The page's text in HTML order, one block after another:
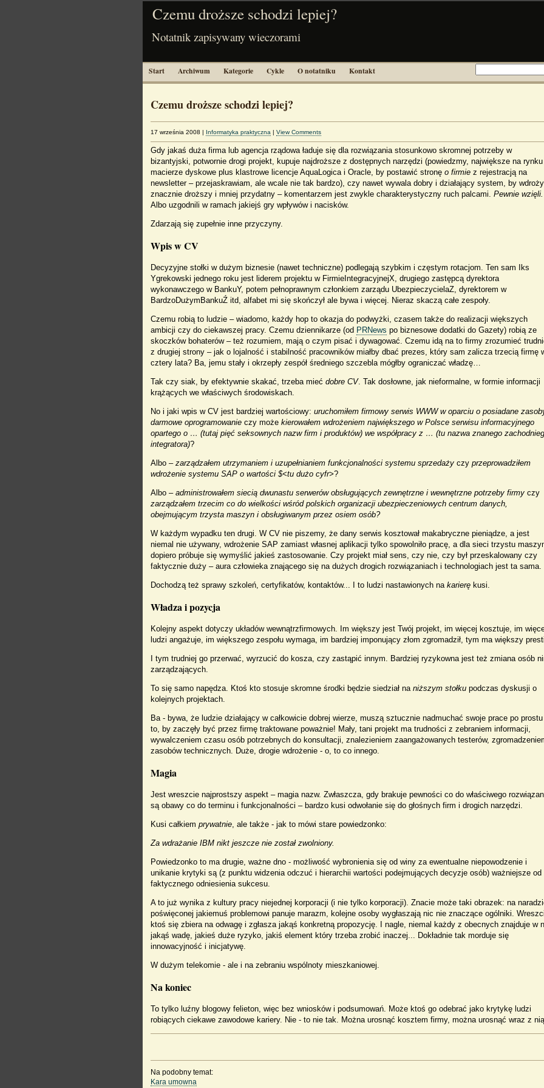
Czemu droższe schodzi lepiej?
Notatnik zapisywany wieczorami
Start Archiwum Kategorie Cykle O notatniku Kontakt
Czemu droższe schodzi lepiej?
17 września 2008 | Informatyka praktyczna | View Comments
Gdy jakaś duża firma lub agencja rządowa ładuje się dla rozwiązania stosunkowo skromnej potrzeby w
bizantyjski, potwornie drogi projekt, kupuje najdroższe z dostępnych narzędzi (powiedzmy, największe na rynku
macierze dyskowe plus klastrowe licencje AquaLogica i Oracle, by postawić stronę o firmie z rejestracją na
newsletter – przejaskrawiam, ale wcale nie tak bardzo), czy nawet wywala dobry i działający system, by
znacznie droższy i mniej przydatny – komentarzem jest zwykle charakterystyczny ruch palcami. Pewnie wzięli.
Albo uzgodnili w ramach jakiejś gry wpływów i nacisków.
Zdarzają się zupełnie inne przyczyny.
Wpis w CV
Decyzyjne stołki w dużym biznesie (nawet techniczne) podlegają szybkim i częstym rotacjom. Ten sam Iks
Ygrekowski jednego roku jest liderem projektu w FirmieIntegracyjnejX, drugiego zastępcą dyrektora
wykonawczego w BankuY, potem pełnoprawnym członkiem zarządu UbezpieczycielaZ, dyrektorem w
BardzoDużymBankuŹ itd, alfabet mi się skończył ale bywa i więcej. Nieraz skaczą całe zespoły.
Czemu robią to ludzie – wiadomo, każdy hop to okazja do podwyżki, czasem także do realizacji większych
ambicji czy do ciekawszej pracy. Czemu dziennikarze (od PRNews po biznesowe dodatki do Gazety) robią ze
skoczków bohaterów – też rozumiem, mają o czym pisać i dywagować. Czemu idą na to firmy zrozumieć
z drugiej strony – jak o lojalność i stabilność pracowników miałby dbać prezes, który sam zalicza trzecią firmę
cztery lata? Ba, jemu stały i okrzepły zespół średniego szczebla mógłby ograniczać władzę…
Tak czy siak, by efektywnie skakać, trzeba mieć dobre CV. Tak dosłowne, jak nieformalne, w formie informacji
krążących we właściwych środowiskach.
No i jaki wpis w CV jest bardziej wartościowy: uruchomiłem firmowy serwis WWW w oparciu o posiadane
darmowe oprogramowanie czy może kierowałem wdrożeniem największego w Polsce serwisu informacyjnego
opartego o … (tutaj pięć seksownych nazw firm i produktów) we współpracy z … (tu nazwa znanego
integratora)?
Albo – zarządzałem utrzymaniem i uzupełnianiem funkcjonalności systemu sprzedaży czy przeprowadziłem
wdrożenie systemu SAP o wartości $<tu dużo cyfr>?
Albo – administrowałem siecią dwunastu serwerów obsługujących zewnętrzne i wewnętrzne potrzeby firmy czy
zarządzałem trzecim co do wielkości wśród polskich organizacji ubezpieczeniowych centrum danych,
obejmującym trzysta maszyn i obsługiwanym przez osiem osób?
W każdym wypadku ten drugi. W CV nie piszemy, że dany serwis kosztował makabryczne pieniądze, a jest
niemal nie używany, wdrożenie SAP zamiast własnej aplikacji tylko spowolniło pracę, a dla sieci trzystu
dopiero próbuje się wymyślić jakieś zastosowanie. Czy projekt miał sens, czy nie, czy był przeskalowany czy
faktycznie duży – aura człowieka znającego się na dużych drogich rozwiązaniach i technologiach jest ta sama.
Dochodzą też sprawy szkoleń, certyfikatów, kontaktów... I to ludzi nastawionych na karierę kusi.
Władza i pozycja
Kolejny aspekt dotyczy układów wewnątrzfirmowych. Im większy jest Twój projekt, im więcej kosztuje, im
ludzi angażuje, im większego zespołu wymaga, im bardziej imponujący złom zgromadził, tym ma większy
I tym trudniej go przerwać, wyrzucić do kosza, czy zastąpić innym. Bardziej ryzykowna jest też zmiana osób
zarządzających.
To się samo napędza. Ktoś kto stosuje skromne środki będzie siedział na niższym stołku podczas dyskusji o
kolejnych projektach.
Ba - bywa, że ludzie działający w całkowicie dobrej wierze, muszą sztucznie nadmuchać swoje prace po
to, by zaczęły być przez firmę traktowane poważnie! Mały, tani projekt ma trudności z zebraniem informacji,
wywalczeniem czasu osób potrzebnych do konsultacji, znalezieniem zaangażowanych testerów,
zasobów technicznych. Duże, drogie wdrożenie - o, to co innego.
Magia
Jest wreszcie najprostszy aspekt – magia nazw. Zwłaszcza, gdy brakuje pewności co do właściwego
są obawy co do terminu i funkcjonalności – bardzo kusi odwołanie się do głośnych firm i drogich narzędzi.
Kusi całkiem prywatnie , ale także - jak to mówi stare powiedzonko:
Za wdrażanie IBM nikt jeszcze nie został zwolniony.
Powiedzonko to ma drugie, ważne dno - możliwość wybronienia się od winy za ewentualne niepowodzenie i
unikanie krytyki są (z punktu widzenia odczuć i hierarchii wartości podejmujących decyzje osób) ważniejsze od
faktycznego odniesienia sukcesu.
A to już wynika z kultury pracy niejednej korporacji (i nie tylko korporacji). Znacie może taki obrazek: na
poświęconej jakiemuś problemowi panuje marazm, kolejne osoby wygłaszają nic nie znaczące ogólniki.
ktoś się zbiera na odwagę i zgłasza jakąś konkretną propozycję. I nagle, niemal każdy z obecnych znajduje w
jakąś wadę, jakieś duże ryzyko, jakiś element który trzeba zrobić inaczej... Dokładnie tak morduje się
innowacyjność i inicjatywę.
W dużym telekomie - ale i na zebraniu wspólnoty mieszkaniowej.
Na koniec
To tylko luźny blogowy felieton, więc bez wniosków i podsumowań. Może ktoś go odebrać jako krytykę ludzi
robiących ciekawe zawodowe kariery. Nie - to nie tak. Można urosnąć kosztem firmy, można urosnąć wraz z nią.
Na podobny temat:
Kara umowna